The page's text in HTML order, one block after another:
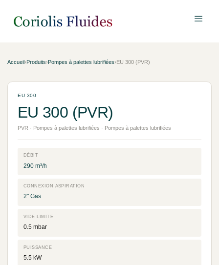
Accueil›Produits›Pompes à palettes lubrifiées›EU 300 (PVR)
EU 300
EU 300 (PVR)
PVR · Pompes à palettes lubrifiées · Pompes à palettes lubrifiées
DÉBIT
290 m³/h
CONNEXION ASPIRATION
2" Gas
VIDE LIMITE
0.5 mbar
PUISSANCE
5.5 kW